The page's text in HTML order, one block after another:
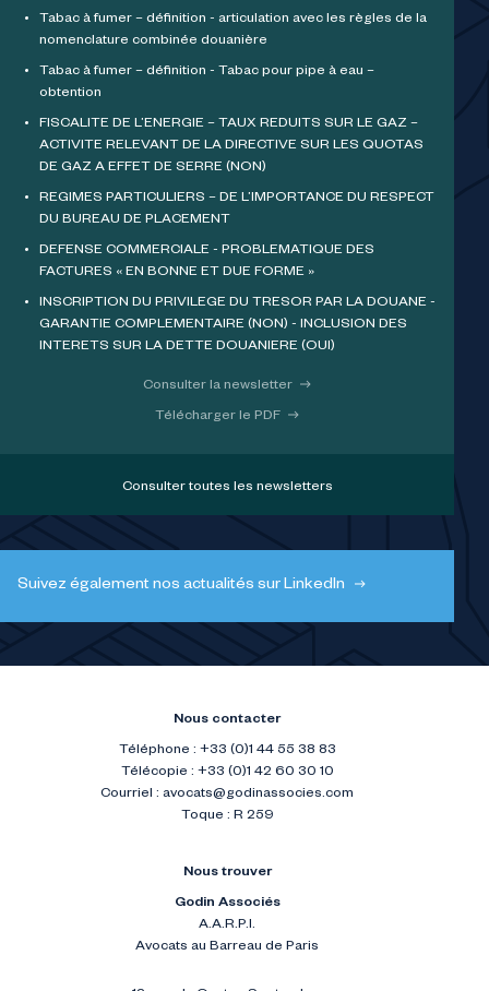
Tabac à fumer – définition - articulation avec les règles de la
nomenclature combinée douanière
Tabac à fumer – définition - Tabac pour pipe à eau –
obtention
FISCALITE DE L’ENERGIE – TAUX REDUITS SUR LE GAZ –
ACTIVITE RELEVANT DE LA DIRECTIVE SUR LES QUOTAS
DE GAZ A EFFET DE SERRE (NON)
REGIMES PARTICULIERS – DE L’IMPORTANCE DU RESPECT
DU BUREAU DE PLACEMENT
DEFENSE COMMERCIALE - PROBLEMATIQUE DES
FACTURES « EN BONNE ET DUE FORME »
INSCRIPTION DU PRIVILEGE DU TRESOR PAR LA DOUANE -
GARANTIE COMPLEMENTAIRE (NON) - INCLUSION DES
INTERETS SUR LA DETTE DOUANIERE (OUI)
Consulter la newsletter
Télécharger le PDF
Consulter toutes les newsletters
Suivez également nos actualités sur LinkedIn
Nous contacter
Téléphone : +33 (0)1 44 55 38 83
Télécopie : +33 (0)1 42 60 30 10
Courriel : avocats@godinassocies.com
Toque : R 259
Nous trouver
Godin Associés
A.A.R.P.I.
Avocats au Barreau de Paris